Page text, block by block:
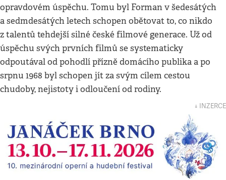
opravdovém úspěchu. Tomu byl Forman v šedesátých
a sedmdesátých letech schopen obětovat to, co nikdo
z talentů tehdejší silné české filmové generace. Už od
úspěchu svých prvních filmů se systematicky
odpoutával od pohodlí přízně domácího publika a po
srpnu 1968 byl schopen jít za svým cílem cestou
chudoby, nejistoty i odloučení od rodiny.
↓ INZERCE